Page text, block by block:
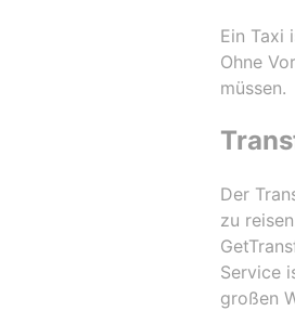
Ein Taxi
Ohne
müssen.
Der
zu
Service
großen